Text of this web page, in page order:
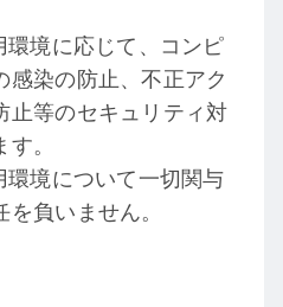
境に応じて、コンピ
感染の防止、不正アク
止等のセキュリティ対
。
境について一切関与
負いません。